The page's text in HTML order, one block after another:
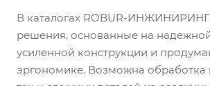
В каталогах ROBUR-ИНЖИНИРИНГ
решения, основанные на
усиленной конструкции и
эргономике. Возможна обработка